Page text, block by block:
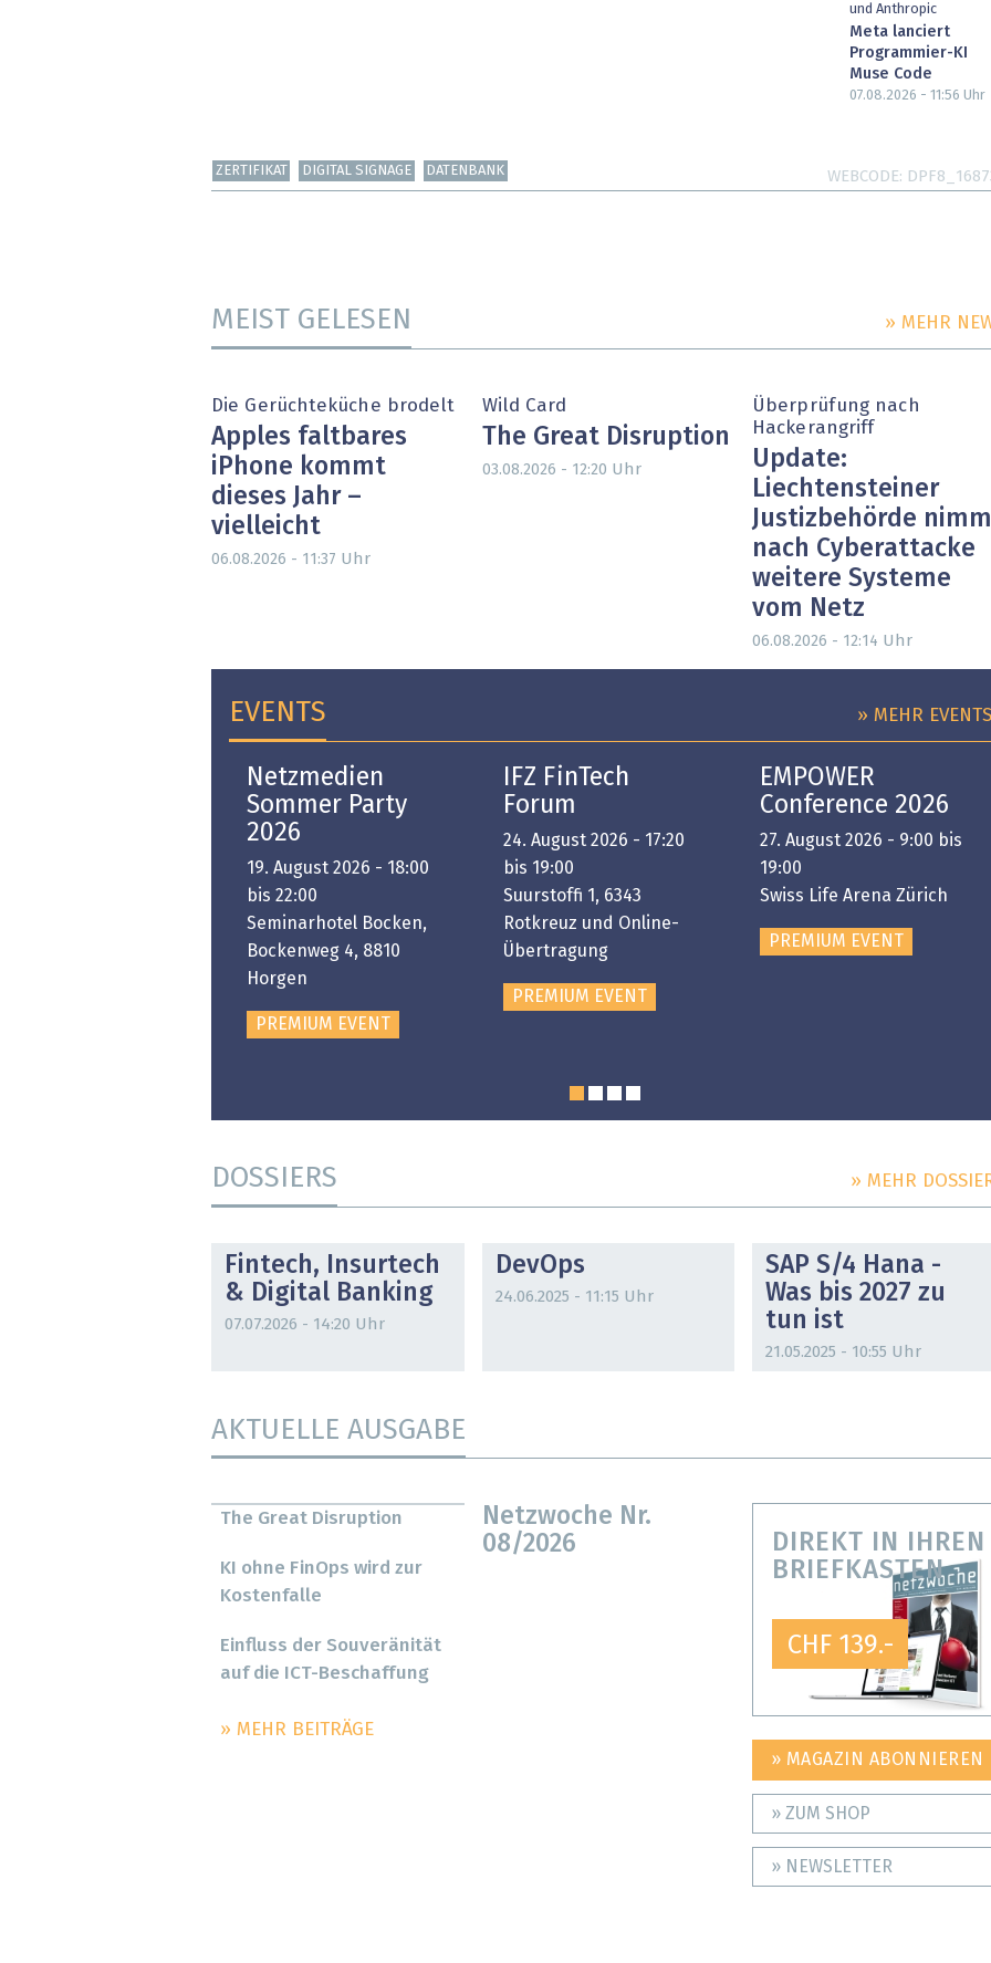
und Anthropic
Meta lanciert
Programmier-KI
Muse Code
07.08.2026 - 11:56 Uhr
ZERTIFIKAT DIGITAL SIGNAGE DATENBANK WEBCODE
MEIST GELESEN » MEHR
Die Gerüchteküche brodelt
Apples faltbares
iPhone kommt
dieses Jahr –
vielleicht
06.08.2026 - 11:37 Uhr
Wild Card
The Great Disruption
03.08.2026 - 12:20 Uhr
Überprüfung nach
Hackerangriff
Update:
Liechtensteiner
Justizbehörde
nach Cyberattacke
weitere Systeme
vom Netz
06.08.2026 - 12:14 Uhr
EVENTS » MEHR EVENTS
Netzmedien
Sommer Party
2026
19. August 2026 - 18:00
bis 22:00
Seminarhotel Bocken,
Bockenweg 4, 8810
Horgen
PREMIUM EVENT
IFZ FinTech
Forum
24. August 2026 - 17:20
bis 19:00
Suurstoffi 1, 6343
Rotkreuz und Online-
Übertragung
PREMIUM EVENT
EMPOWER
Conference 2026
27. August 2026 - 9:00 bis
19:00
Swiss Life Arena Zürich
PREMIUM EVENT
DOSSIERS » MEHR
Fintech, Insurtech
& Digital Banking
07.07.2026 - 14:20 Uhr
DevOps
24.06.2025 - 11:15 Uhr
SAP S/4 Hana -
Was bis 2027 zu
tun ist
21.05.2025 - 10:55 Uhr
AKTUELLE AUSGABE
Netzwoche Nr.
08/2026
The Great Disruption
KI ohne FinOps wird zur
Kostenfalle
Einfluss der Souveränität
auf die ICT-Beschaffung
» MEHR BEITRÄGE
DIREKT IN IHREN
BRIEFKASTEN
CHF 139.-
» MAGAZIN ABONNIEREN
» ZUM SHOP
» NEWSLETTER